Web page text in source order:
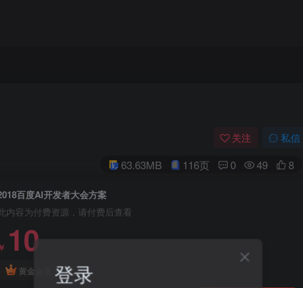
关注 私信
63.63MB 116页 0 49 8
百度AI开发者大会方案
内容为付费资源，请付费后查看
￥ 10
黄金会员 免费
登录